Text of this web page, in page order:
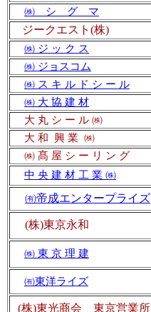
㈱ シ グ マ
ジークエスト(株)
㈱ ジ ッ ク ス
㈱ ジョスコム
㈱ ス キ ル ド シ ー ル
㈱ 大 協 建 材
大 丸 シ ー ル ㈱
大 和 興 業 ㈱
㈱ 髙 屋 シ ー リ ン グ
中 央 建 材 工 業 ㈱
㈲帝成エンタープライズ
(株)東京永和
㈱ 東 京 理 建
㈲東洋ライズ
(株)東光商会 東京営業所